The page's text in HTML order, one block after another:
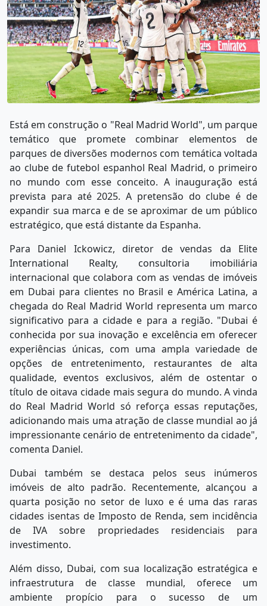
Está em construção o "Real Madrid World", um parque
temático que promete combinar elementos de
parques de diversões modernos com temática voltada
ao clube de futebol espanhol Real Madrid, o primeiro
no mundo com esse conceito. A inauguração está
prevista para até 2025. A pretensão do clube é de
expandir sua marca e de se aproximar de um público
estratégico, que está distante da Espanha.
Para Daniel Ickowicz, diretor de vendas da Elite
International Realty, consultoria imobiliária
internacional que colabora com as vendas de imóveis
em Dubai para clientes no Brasil e América Latina, a
chegada do Real Madrid World representa um marco
significativo para a cidade e para a região. "Dubai é
conhecida por sua inovação e excelência em oferecer
experiências únicas, com uma ampla variedade de
opções de entretenimento, restaurantes de alta
qualidade, eventos exclusivos, além de ostentar o
título de oitava cidade mais segura do mundo. A vinda
do Real Madrid World só reforça essas reputações,
adicionando mais uma atração de classe mundial ao já
impressionante cenário de entretenimento da cidade",
comenta Daniel.
Dubai também se destaca pelos seus inúmeros
imóveis de alto padrão. Recentemente, alcançou a
quarta posição no setor de luxo e é uma das raras
cidades isentas de Imposto de Renda, sem incidência
de IVA sobre propriedades residenciais para
investimento.
Além disso, Dubai, com sua localização estratégica e
infraestrutura de classe mundial, oferece um
ambiente propício para o sucesso de um